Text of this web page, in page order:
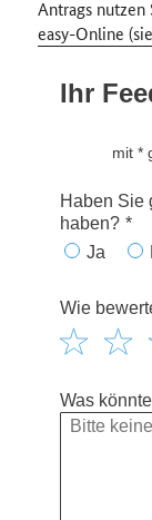
Antrags nutzen
easy-Online